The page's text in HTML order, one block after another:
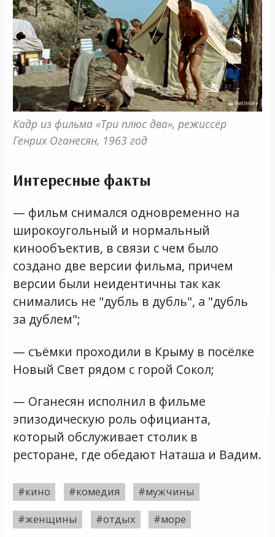
Кадр из фильма «Три плюс два», режиссёр
Генрих Оганесян, 1963 год
Интересные факты
— фильм снимался одновременно на
широкоугольный и нормальный
кинообъектив, в связи с чем было
создано две версии фильма, причем
версии были неидентичны так как
снимались не "дубль в дубль", а "дубль
за дублем";
— съёмки проходили в Крыму в посёлке
Новый Свет рядом с горой Сокол;
— Оганесян исполнил в фильме
эпизодическую роль официанта,
который обслуживает столик в
ресторане, где обедают Наташа и Вадим.
#кино #комедия
#мужчины
#женщины
#отдых #море